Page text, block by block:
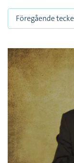
Föregående